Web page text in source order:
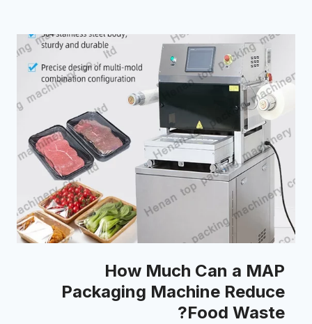
How Much Can a MAP
Packaging Machine Reduce
Food Waste?